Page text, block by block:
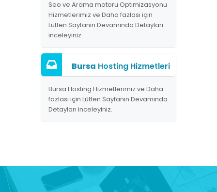
Seo ve Arama motoru Optimizasyonu
Hizmetlerimiz ve Daha fazlası için
Lütfen Sayfanın Devamında Detayları
inceleyiniz.
Bursa Hosting Hizmetleri
Bursa Hosting Hizmetlerimiz ve Daha
fazlası için Lütfen Sayfanın Devamında
Detayları inceleyiniz.